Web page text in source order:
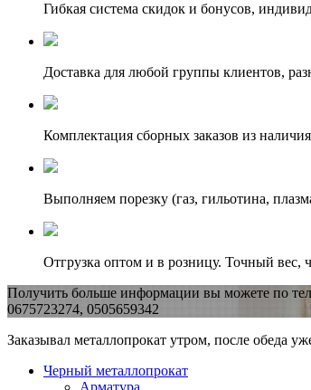
Гибкая система скидок и бонусов,
Доставка для любой группы клиентов,
Комплектация сборных заказов из
Выполняем порезку (газ, гильотина,
Отгрузка оптом и в розницу. Точный вес,
Получить больше информации вы можете по
0675723274, 0505659342
Заказывал металлопрокат утром, после обеда
Черный металлопрокат